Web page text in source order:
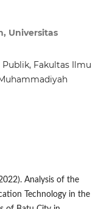
Universitas
Fakultas Ilmu
Analysis of the
Technology in the